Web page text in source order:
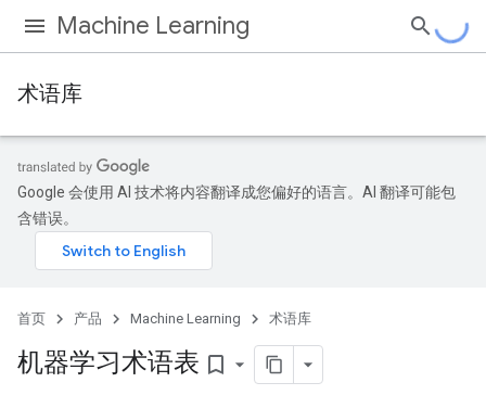
Machine Learning
术语库
Google 会使用 AI 技术将内容翻译成您偏好的语言。AI 翻译可能包
含错误。
首页 产品 Machine Learning 术语库
机器学习术语表 bookmark_border